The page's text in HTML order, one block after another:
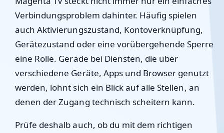
Verbindungsproblem dahinter. Häufig spielen
auch Aktivierungszustand, Kontoverknüpfung,
Gerätezustand oder eine vorübergehende Sperre
eine Rolle. Gerade bei Diensten, die über
verschiedene Geräte, Apps und Browser genutzt
werden, lohnt sich ein Blick auf alle Stellen, an
denen der Zugang technisch scheitern kann.
Prüfe deshalb auch, ob du mit dem richtigen